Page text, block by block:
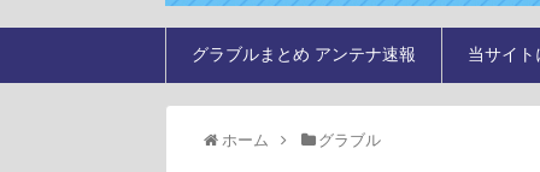
グラブルまとめ アンテナ速報 当サイ
ホーム グラブル